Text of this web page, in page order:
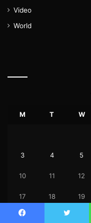
Video
World
M T W
3 4 5
10 11 12
17 18 19
24